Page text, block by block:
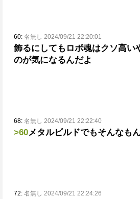
60: 名無し 2024/09/21 22:20:01
飾るにしてもロボ魂はクソ高い
のが気になるんだよ
68: 名無し 2024/09/21 22:22:40
>60メタルビルドでもそんなも
72: 名無し 2024/09/21 22:24:26